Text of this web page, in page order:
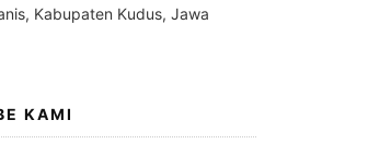
Kabupaten Kudus, Jawa
KAMI